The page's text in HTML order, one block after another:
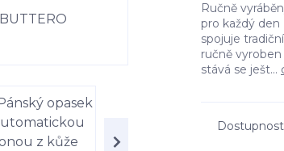
Ručně
pro každý
spojuje
ručně
stává se ješt...
Dostupnost